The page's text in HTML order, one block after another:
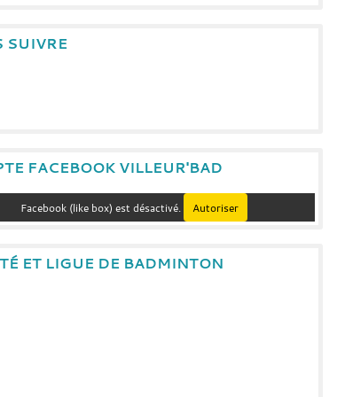
SUIVRE
FACEBOOK VILLEUR'BAD
Facebook (like box) est désactivé. Autoriser
ET LIGUE DE BADMINTON